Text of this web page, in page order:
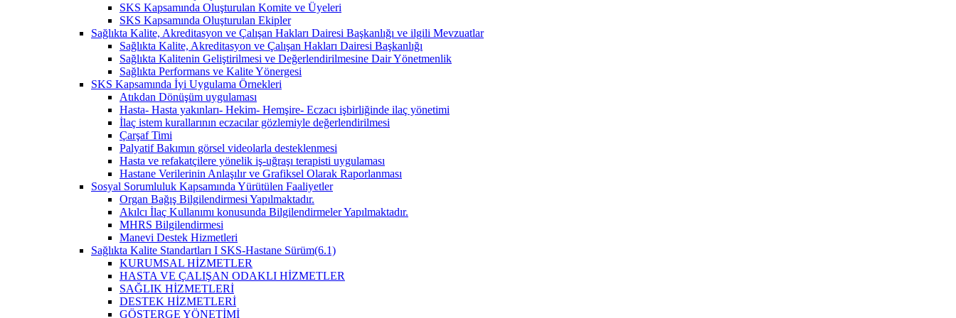
SKS Kapsamında Oluşturulan Komite ve Üyeleri
SKS Kapsamında Oluşturulan Ekipler
Sağlıkta Kalite, Akreditasyon ve Çalışan Hakları Dairesi Başkanlığı ve ilgili Mevzuatlar
Sağlıkta Kalite, Akreditasyon ve Çalışan Hakları Dairesi Başkanlığı
Sağlıkta Kalitenin Geliştirilmesi ve Değerlendirilmesine Dair Yönetmenlik
Sağlıkta Performans ve Kalite Yönergesi
SKS Kapsamında İyi Uygulama Örnekleri
Atıkdan Dönüşüm uygulaması
Hasta- Hasta yakınları- Hekim- Hemşire- Eczacı işbirliğinde ilaç yönetimi
İlaç istem kurallarının eczacılar gözlemiyle değerlendirilmesi
Çarşaf Timi
Palyatif Bakımın görsel videolarla desteklenmesi
Hasta ve refakatçilere yönelik iş-uğraşı terapisti uygulaması
Hastane Verilerinin Anlaşılır ve Grafiksel Olarak Raporlanması
Sosyal Sorumluluk Kapsamında Yürütülen Faaliyetler
Organ Bağış Bilgilendirmesi Yapılmaktadır.
Akılcı İlaç Kullanımı konusunda Bilgilendirmeler Yapılmaktadır.
MHRS Bilgilendirmesi
Manevi Destek Hizmetleri
Sağlıkta Kalite Standartları I SKS-Hastane Sürüm(6.1)
KURUMSAL HİZMETLER
HASTA VE ÇALIŞAN ODAKLI HİZMETLER
SAĞLIK HİZMETLERİ
DESTEK HİZMETLERİ
GÖSTERGE YÖNETİMİ